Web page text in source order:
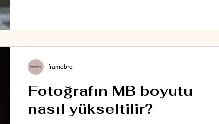
Fotoğrafın MB boyutu
nasıl yükseltilir?
framebro